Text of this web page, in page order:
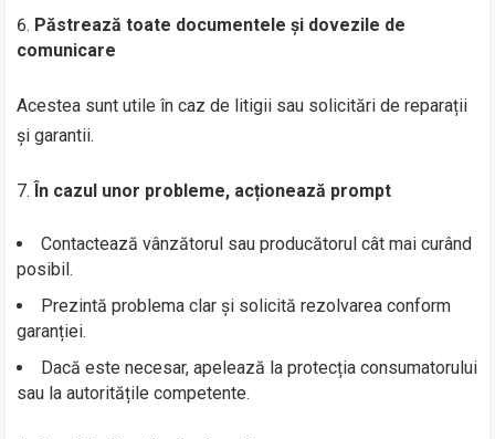
Păstrează toate documentele și dovezile de
comunicare
Acestea sunt utile în caz de litigii sau solicitări de reparații
și garantii.
În cazul unor probleme, acționează prompt
Contactează vânzătorul sau producătorul cât mai curând
posibil.
Prezintă problema clar și solicită rezolvarea conform
garanției.
Dacă este necesar, apelează la protecția consumatorului
sau la autoritățile competente.